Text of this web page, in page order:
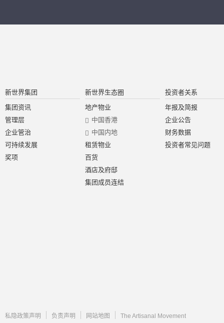
新世界集团
集团资讯
管理层
企业管治
可持续发展
奖项
新世界生态圈
地产物业
中国香港
中国内地
租赁物业
百货
酒店及府邸
集团成员连结
投资者关系
年报及简报
企业公告
财务数据
投资者常见问题
私隐政策声明 负责声明 网站地图 The Artisanal Movement